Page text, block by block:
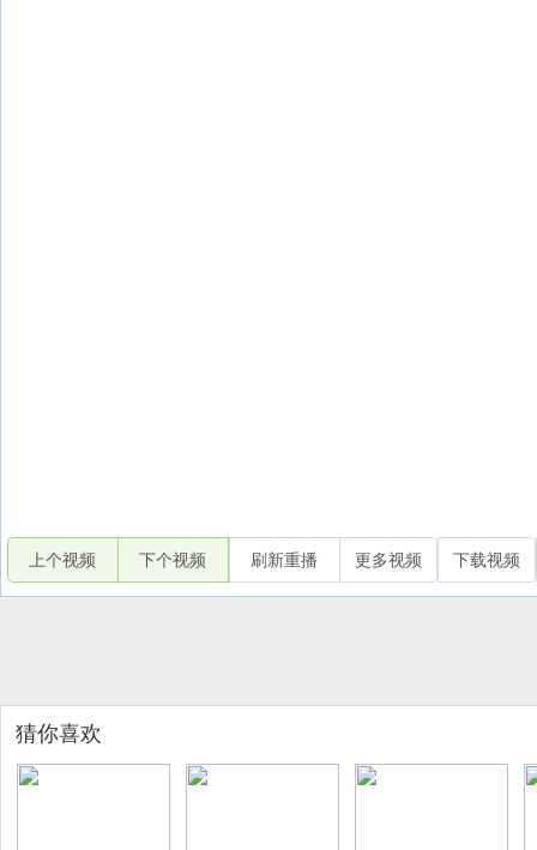
上个视频 下个视频 刷新重播 更多视频 下载视频
猜你喜欢